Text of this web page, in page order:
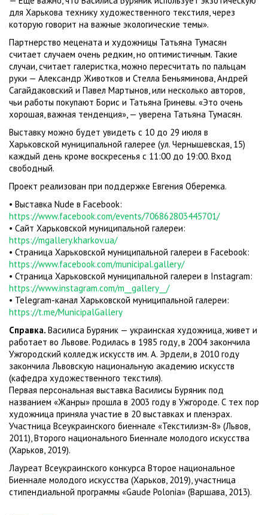
для Харькова технику художественного текстиля, через
которую говорит на важные экологические темы».
Партнерство мецената и художницы Татьяна Тумасян
считает случаем очень редким, но оптимистичным. Такие
случаи, считает галеристка, можно пересчитать по пальцам
руки — Александр Животков и Стелла Беньяминова, Андрей
Сагайдаковский и Павел Мартынов, или несколько авторов,
чьи работы покупают Борис и Татьяна Гриневы. «Это очень
хорошая, важная тенденция», — уверена Татьяна Тумасян.
Выставку можно будет увидеть с 10 до 29 июля в
Харьковской муниципальной галерее (ул. Чернышевская, 15)
каждый день кроме воскресенья с 11:00 до 19:00. Вход
свободный.
Проект реализован при поддержке Евгения Оберемка.
• Выставка Nude в Facebook:
https://www.facebook.com/events/706862803445701/
• Сайт Харьковской муниципальной галереи:
https://mgallery.kharkov.ua/
• Страница Харьковской муниципальной галереи в Facebook:
https://www.facebook.com/municipal.gallery/
• Страница Харьковской муниципальной галереи в Instagram:
https://www.instagram.com/m__gallery__/
• Telegram-канал Харьковской муниципальной галереи:
https://t.me/MunicipalGallery
Справка. Василиса Буряник — украинская художница, живет и
работает во Львове. Родилась в 1985 году, в 2004 закончила
Ужгородский колледж искусств им. А. Эрдели, в 2010 году
закончила Львовскую национальную академию искусств
(кафедра художественного текстиля).
Первая персональная выставка Василисы Буряник под
названием «Жанры» прошла в 2003 году в Ужгороде. С тех пор
художница приняла участие в 20 выставках и пленэрах.
Участница Всеукраинского биеннале «Текстилизм-8» (Львов,
2011), Второго национального Биеннале молодого искусства
(Харьков, 2019).
Лауреат Всеукраинского конкурса Второе национальное
Биеннале молодого искусства (Харьков, 2019), участница
стипендиальной программы «Gaude Polonia» (Варшава, 2013).